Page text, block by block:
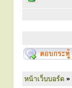
หน้าเว็บบอร์ด »